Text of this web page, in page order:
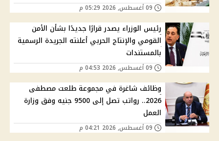
رئيس الوزراء يصدر قرارًا جديدًا بشأن الأمن
القومي والإنتاج الحربي أعلنته الجريدة الرسمية
بالمستندات
وظائف شاغرة في مجموعة طلعت مصطفى
2026.. رواتب تصل إلى 9500 جنيه وفق وزارة
العمل